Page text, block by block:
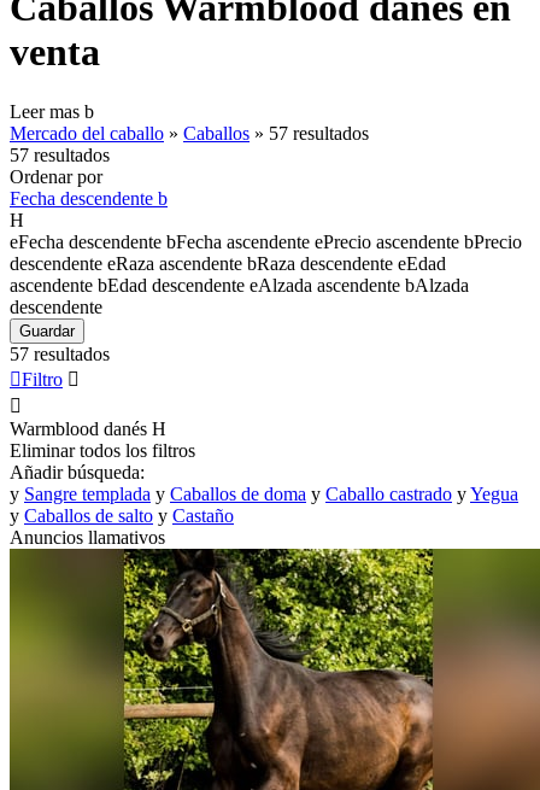
venta
Leer mas b
Mercado del caballo » Caballos » 57 resultados
57 resultados
Ordenar por
Fecha descendente b
H
eFecha descendente bFecha ascendente ePrecio ascendente bPrecio
descendente eRaza ascendente bRaza descendente eEdad
ascendente bEdad descendente eAlzada ascendente bAlzada
descendente
Guardar
57 resultados
Filtro 

Warmblood danés H
Eliminar todos los filtros
Añadir búsqueda:
y Sangre templada y Caballos de doma y Caballo castrado yYegua
y Caballos de salto y Castaño
Anuncios llamativos